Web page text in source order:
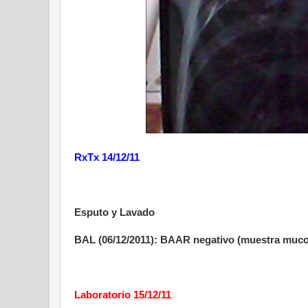
RxTx 14/12/11
Esputo y Lavado
BAL (06/12/2011): BAAR negativo (muestra
Laboratorio 15/12/11